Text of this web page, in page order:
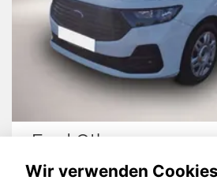
Ford Other
Wir verwenden Cookies